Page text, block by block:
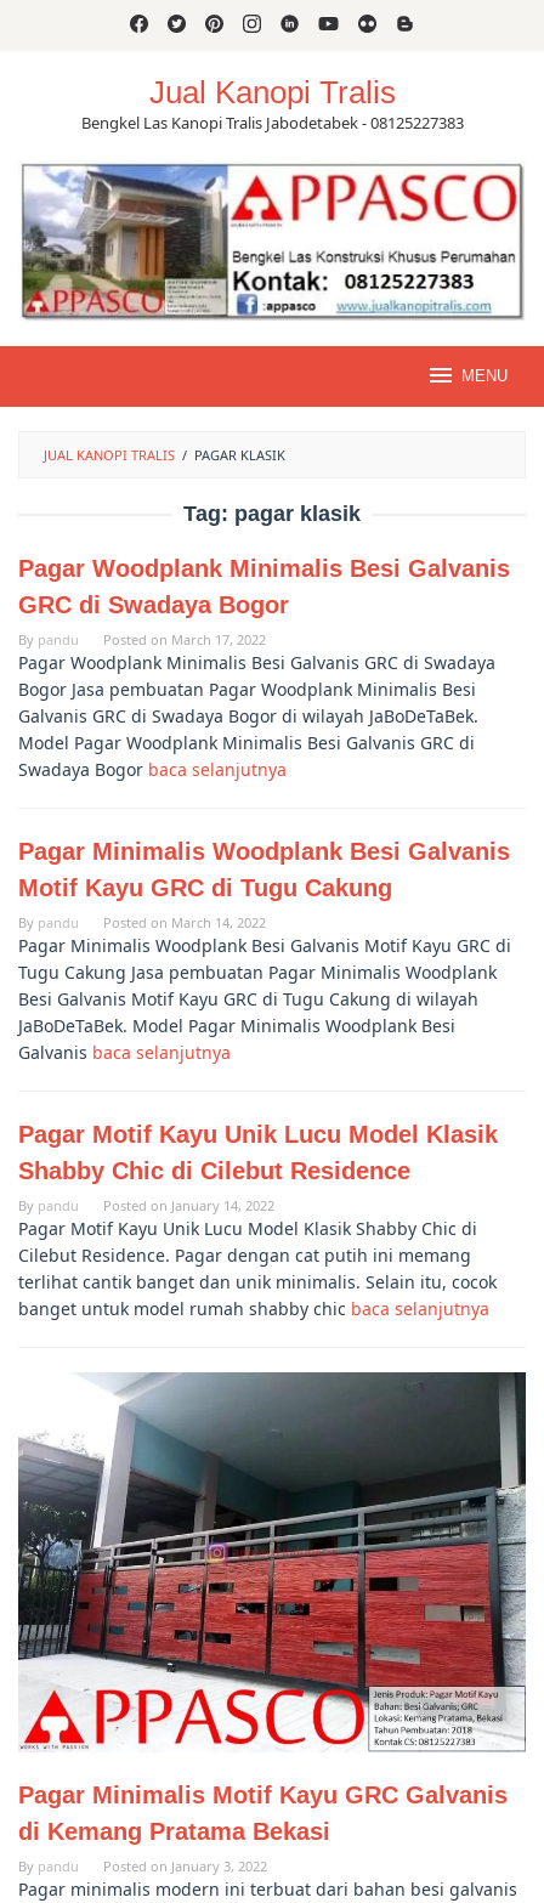
Jual Kanopi Tralis
Bengkel Las Kanopi Tralis Jabodetabek - 08125227383
MENU
JUAL KANOPI TRALIS / PAGAR KLASIK
Tag: pagar klasik
Pagar Woodplank Minimalis Besi Galvanis
GRC di Swadaya Bogor
By pandu Posted on March 17, 2022
Pagar Woodplank Minimalis Besi Galvanis GRC di Swadaya
Bogor Jasa pembuatan Pagar Woodplank Minimalis Besi
Galvanis GRC di Swadaya Bogor di wilayah JaBoDeTaBek.
Model Pagar Woodplank Minimalis Besi Galvanis GRC di
Swadaya Bogor baca selanjutnya
Pagar Minimalis Woodplank Besi Galvanis
Motif Kayu GRC di Tugu Cakung
By pandu Posted on March 14, 2022
Pagar Minimalis Woodplank Besi Galvanis Motif Kayu GRC di
Tugu Cakung Jasa pembuatan Pagar Minimalis Woodplank
Besi Galvanis Motif Kayu GRC di Tugu Cakung di wilayah
JaBoDeTaBek. Model Pagar Minimalis Woodplank Besi
Galvanis baca selanjutnya
Pagar Motif Kayu Unik Lucu Model Klasik
Shabby Chic di Cilebut Residence
By pandu Posted on January 14, 2022
Pagar Motif Kayu Unik Lucu Model Klasik Shabby Chic di
Cilebut Residence. Pagar dengan cat putih ini memang
terlihat cantik banget dan unik minimalis. Selain itu, cocok
banget untuk model rumah shabby chic baca selanjutnya
Pagar Minimalis Motif Kayu GRC Galvanis
di Kemang Pratama Bekasi
By pandu Posted on January 3, 2022
Pagar minimalis modern ini terbuat dari bahan besi galvanis